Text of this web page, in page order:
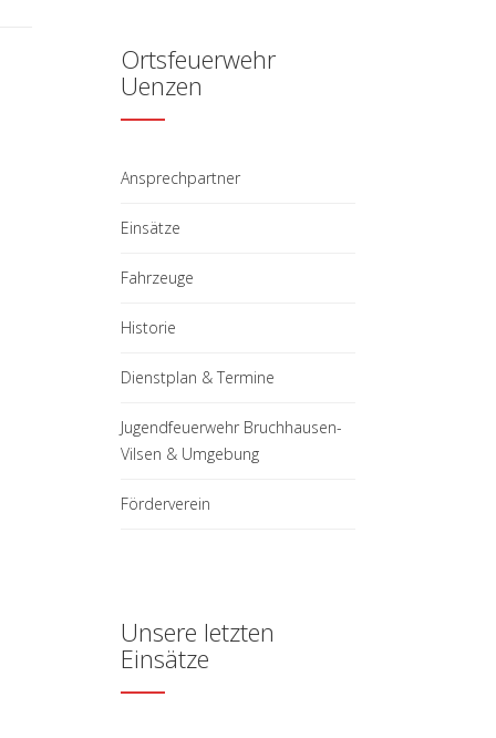
Ortsfeuerwehr
Uenzen
Ansprechpartner
Einsätze
Fahrzeuge
Historie
Dienstplan & Termine
Jugendfeuerwehr Bruchhausen-
Vilsen & Umgebung
Förderverein
Unsere letzten
Einsätze